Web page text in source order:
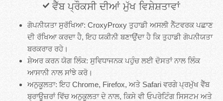
ਵੈੱਬ ਪ੍ਰੌਕਸੀ ਦੀਆਂ ਮੁੱਖ ਵਿਸ਼ੇਸ਼ਤਾਵਾਂ
ਗੋਪਨੀਯਤਾ ਸੁਰੱਖਿਆ: CroxyProxy ਤੁਹਾਡੀ ਅਸਲੀ ਨੈੱਟਵਰਕ ਪਛਾਣ
ਦੀ ਰੱਖਿਆ ਕਰਦਾ ਹੈ, ਇਹ ਯਕੀਨੀ ਬਣਾਉਂਦਾ ਹੈ ਕਿ ਤੁਹਾਡੀ ਗੋਪਨੀਯਤਾ
ਬਰਕਰਾਰ ਰਹੇ।
ਸ਼ੇਅਰ ਕਰਨ ਯੋਗ ਲਿੰਕ: ਸੁਵਿਧਾਜਨਕ ਪਹੁੰਚ ਲਈ ਦੋਸਤਾਂ ਨਾਲ ਲਿੰਕ
ਆਸਾਨੀ ਨਾਲ ਸਾਂਝੇ ਕਰੋ।
ਅਨੁਕੂਲਤਾ: ਇਹ Chrome, Firefox, ਅਤੇ Safari ਵਰਗੇ ਪ੍ਰਮੁੱਖ ਵੈੱਬ
ਬ੍ਰਾਊਜ਼ਰਾਂ ਵਿੱਚ ਅਨੁਕੂਲਤਾ ਦੇ ਨਾਲ, ਕਿਸੇ ਵੀ ਓਪਰੇਟਿੰਗ ਸਿਸਟਮ ਅਤੇ